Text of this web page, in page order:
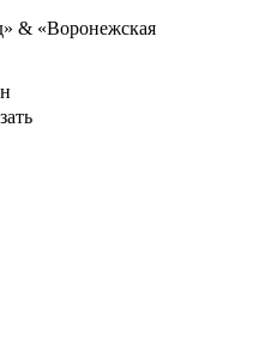
& «Воронежская